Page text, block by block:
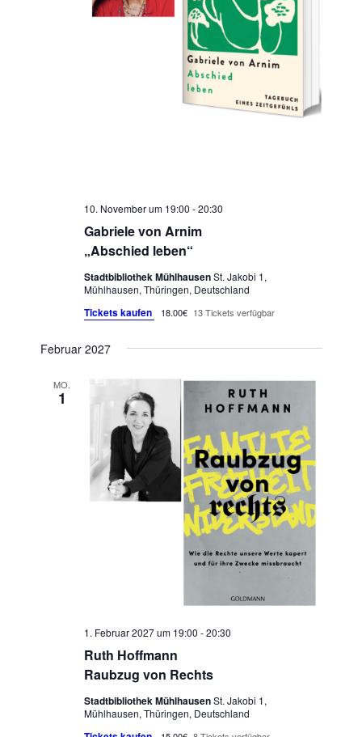
Gabriele von Arnim
„Abschied leben“
10. November um 19:00 -20:30
Stadtbibliothek MühlhausenSt. Jakobi 1,
Mühlhausen, Thüringen, Deutschland
Tickets kaufen 18.00€ 13 Tickets verfügbar
Februar 2027
MO.
1
Ruth Hoffmann
Raubzug von Rechts
1. Februar 2027 um 19:00 -20:30
Stadtbibliothek MühlhausenSt. Jakobi 1,
Mühlhausen, Thüringen, Deutschland